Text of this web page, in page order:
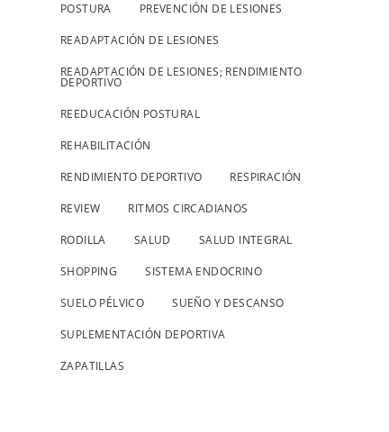
POSTURA PREVENCIÓN DE LESIONES
READAPTACIÓN DE LESIONES
READAPTACIÓN DE LESIONES; RENDIMIENTO
DEPORTIVO
REEDUCACIÓN POSTURAL
REHABILITACIÓN
RENDIMIENTO DEPORTIVO RESPIRACIÓN
REVIEW RITMOS CIRCADIANOS
RODILLA SALUD SALUD INTEGRAL
SHOPPING SISTEMA ENDOCRINO
SUELO PÉLVICO SUEÑO Y DESCANSO
SUPLEMENTACIÓN DEPORTIVA
ZAPATILLAS